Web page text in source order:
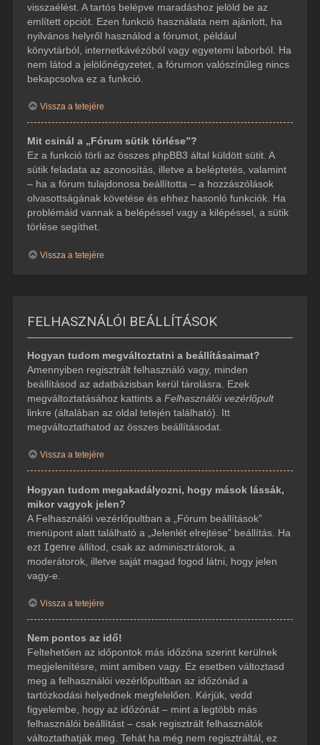
visszaélést. A tartós belépve maradáshoz jelöld be az
említett opciót. Ezen funkció használata nem ajánlott, ha
nyilvános helyről használod a fórumot, például
könyvtárból, internetkávézóból vagy egyetemi laborból. Ha
nem látod a jelölőnégyzetet, a fórumon valószínűleg nincs
bekapcsolva ez a funkció.
Vissza a tetejére
Mit csinál a „Fórum sütik törlése”?
Ez a funkció törli az összes phpBB3 által küldött sütit. A
sütik feladata az azonosítás, illetve a beléptetés, valamint
– ha a fórum tulajdonosa beállította – a hozzászólások
olvasottságának követése és ehhez hasonló funkciók. Ha
problémáid vannak a belépéssel vagy a kilépéssel, a sütik
törlése segíthet.
Vissza a tetejére
FELHASZNÁLÓI BEÁLLÍTÁSOK
Hogyan tudom megváltoztatni a beállításaimat?
Amennyiben regisztrált felhasználó vagy, minden
beállításod az adatbázisban kerül tárolásra. Ezek
megváltoztatásához kattints a Felhasználói vezérlőpult
linkre (általában az oldal tetején található). Itt
megváltoztathatod az összes beállításodat.
Vissza a tetejére
Hogyan tudom megakadályozni, hogy mások lássák,
mikor vagyok jelen?
A Felhasználói vezérlőpultban a „Fórum beállítások”
menüpont alatt található a „Jelenlét elrejtése” beállítás. Ha
ezt Igenre állítod, csak az adminisztrátorok, a
moderátorok, illetve saját magad fogod látni, hogy jelen
vagy-e.
Vissza a tetejére
Nem pontos az idő!
Feltehetően az időpontok más időzóna szerint kerülnek
megjelenítésre, mint amiben vagy. Ez esetben változtasd
meg a felhasználói vezérlőpultban az időzónád a
tartózkodási helyednek megfelelően. Kérjük, vedd
figyelembe, hogy az időzónát – mint a legtöbb más
felhasználói beállítást – csak regisztrált felhasználók
változtathatják meg. Tehát ha még nem regisztráltál, ez